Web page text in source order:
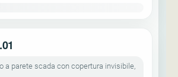
a parete scada con copertura invisibile,